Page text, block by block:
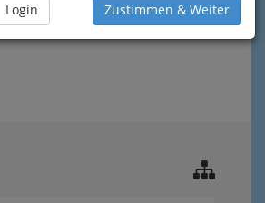
Login Zustimmen & Weiter